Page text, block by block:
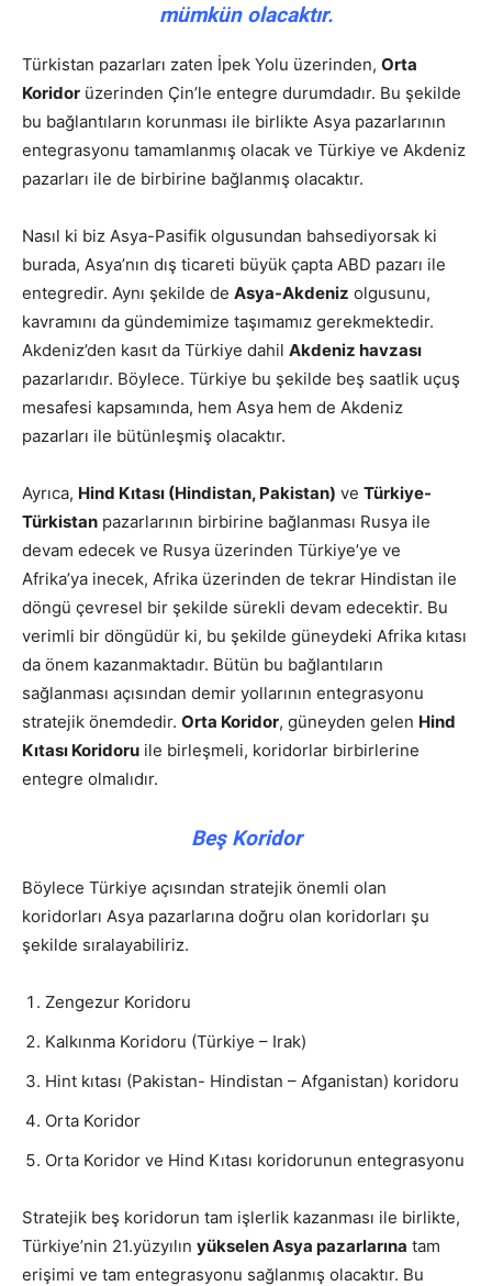
mümkün olacaktır.
Türkistan pazarları zaten İpek Yolu üzerinden, Orta
Koridor üzerinden Çin’le entegre durumdadır. Bu şekilde
bu bağlantıların korunması ile birlikte Asya pazarlarının
entegrasyonu tamamlanmış olacak ve Türkiye ve Akdeniz
pazarları ile de birbirine bağlanmış olacaktır.
Nasıl ki biz Asya-Pasifik olgusundan bahsediyorsak ki
burada, Asya’nın dış ticareti büyük çapta ABD pazarı ile
entegredir. Aynı şekilde de Asya-Akdeniz olgusunu,
kavramını da gündemimize taşımamız gerekmektedir.
Akdeniz’den kasıt da Türkiye dahil Akdeniz havzası
pazarlarıdır. Böylece. Türkiye bu şekilde beş saatlik uçuş
mesafesi kapsamında, hem Asya hem de Akdeniz
pazarları ile bütünleşmiş olacaktır.
Ayrıca, Hind Kıtası (Hindistan, Pakistan) ve Türkiye-
Türkistan pazarlarının birbirine bağlanması Rusya ile
devam edecek ve Rusya üzerinden Türkiye’ye ve
Afrika’ya inecek, Afrika üzerinden de tekrar Hindistan ile
döngü çevresel bir şekilde sürekli devam edecektir. Bu
verimli bir döngüdür ki, bu şekilde güneydeki Afrika kıtası
da önem kazanmaktadır. Bütün bu bağlantıların
sağlanması açısından demir yollarının entegrasyonu
stratejik önemdedir. Orta Koridor, güneyden gelen Hind
Kıtası Koridoru ile birleşmeli, koridorlar birbirlerine
entegre olmalıdır.
Beş Koridor
Böylece Türkiye açısından stratejik önemli olan
koridorları Asya pazarlarına doğru olan koridorları şu
şekilde sıralayabiliriz.
Zengezur Koridoru
Kalkınma Koridoru (Türkiye – Irak)
Hint kıtası (Pakistan- Hindistan – Afganistan) koridoru
Orta Koridor
Orta Koridor ve Hind Kıtası koridorunun entegrasyonu
Stratejik beş koridorun tam işlerlik kazanması ile birlikte,
Türkiye’nin 21.yüzyılın yükselen Asya pazarlarına tam
erişimi ve tam entegrasyonu sağlanmış olacaktır. Bu